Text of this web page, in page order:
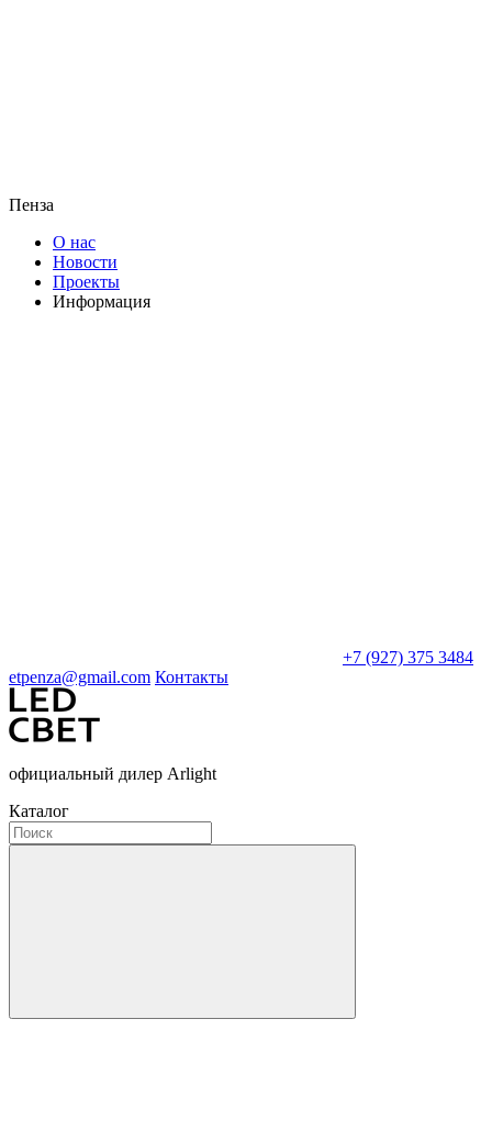
Пенза
О нас
Новости
Проекты
Информация
+7 (927) 375 3484
etpenza@gmail.com Контакты
официальный дилер Arlight
Каталог